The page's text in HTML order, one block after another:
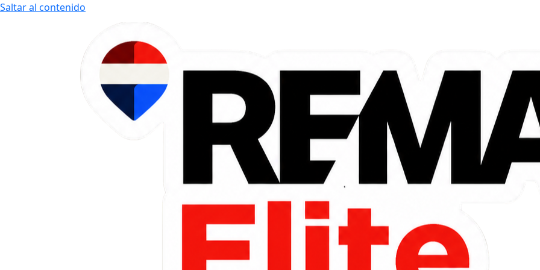
Saltar al contenido